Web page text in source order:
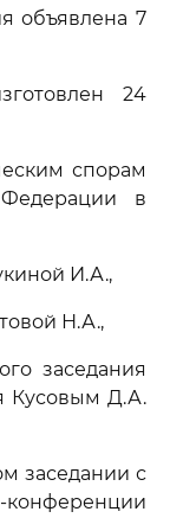
объявлена 7
24
спорам
в
И.А.,
Н.А.,
заседания
Кусовым Д.А.
заседании с